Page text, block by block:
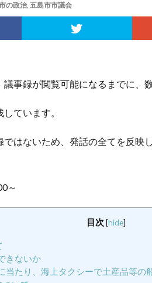
の政治, 五島市市議会
事録が閲覧可能になるまでに、
ています。
はないため、発話の全てを反映
～
目次 [hide]
きないか
当たり、海上タクシーで土産品等の